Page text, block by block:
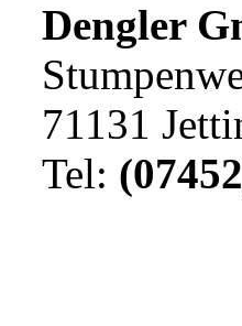
Dengler
71131
Tel: